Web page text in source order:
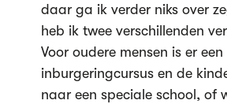
daar ga ik verder niks over
heb ik twee verschillenden
Voor oudere mensen is er een
inburgeringcursus en de
naar een speciale school, of